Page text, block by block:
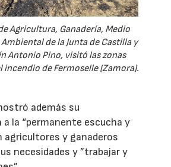
Agricultura, Ganadería, Medio
de la Junta de Castilla y
Antonio Pino, visitó las zonas
incendio de Fermoselle (Zamora).
además su
a la “permanente escucha y
agricultores y ganaderos
necesidades y ”trabajar y